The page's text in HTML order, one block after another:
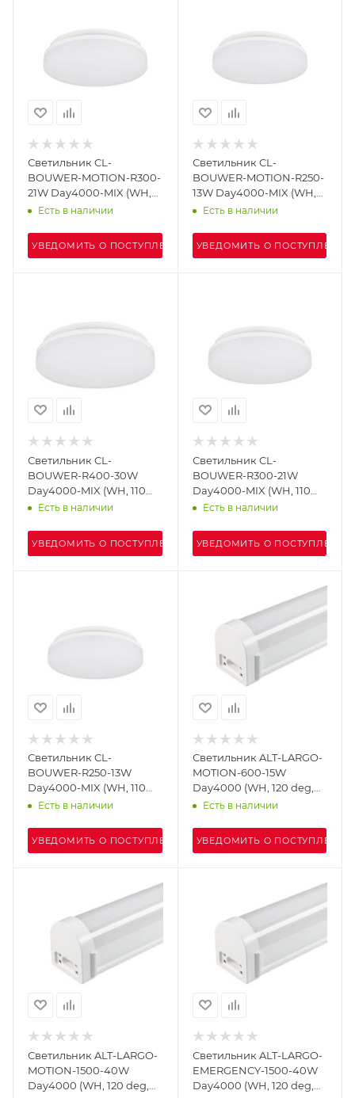
Светильник CL-
BOUWER-MOTION-R300-
21W Day4000-MIX (WH,
110 deg, 230V) (Arlight,
Есть в наличии
УВЕДОМИТЬ О ПОСТУПЛЕНИИ
Светильник CL-
BOUWER-MOTION-R250-
13W Day4000-MIX (WH,
110 deg, 230V) (Arlight,
Есть в наличии
УВЕДОМИТЬ О ПОСТУПЛЕНИИ
Светильник CL-
BOUWER-R400-30W
Day4000-MIX (WH, 110
deg, 230V, TRIAC) (Arlight,
Есть в наличии
УВЕДОМИТЬ О ПОСТУПЛЕНИИ
Светильник CL-
BOUWER-R300-21W
Day4000-MIX (WH, 110
deg, 230V, TRIAC) (Arlight,
Есть в наличии
УВЕДОМИТЬ О ПОСТУПЛЕНИИ
Светильник CL-
BOUWER-R250-13W
Day4000-MIX (WH, 110
deg, 230V, TRIAC) (Arlight,
Есть в наличии
УВЕДОМИТЬ О ПОСТУПЛЕНИИ
Светильник ALT-LARGO-
MOTION-600-15W
Day4000 (WH, 120 deg,
230V) (Arlight, IP65
Есть в наличии
УВЕДОМИТЬ О ПОСТУПЛЕНИИ
Светильник ALT-LARGO-
MOTION-1500-40W
Day4000 (WH, 120 deg,
Светильник ALT-LARGO-
EMERGENCY-1500-40W
Day4000 (WH, 120 deg,